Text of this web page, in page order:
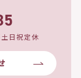
日祝定休